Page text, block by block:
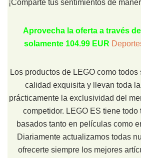
¡Comparte tus sentimientos de
Aprovecha la oferta a través
solamente 104.99 EUR
Los productos de LEGO como
calidad exquisita y llevan toda
prácticamente la exclusividad del
competidor. LEGO ES tiene todo
basados tanto en películas como
Diariamente actualizamos todas
ofrecerte siempre los mejores